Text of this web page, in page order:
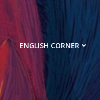
ENGLISH CORNER